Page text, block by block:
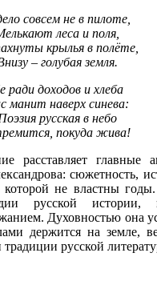
совсем не в пилоте,
леса и поля,
крылья в полёте,
– голубая земля.
ради доходов и хлеба
манит наверх синева:
русская в небо
покуда жива!
расставляет главные
сюжетность,
которой не властны
русской истории,
Духовностью она
держится на земле,
традиции русской